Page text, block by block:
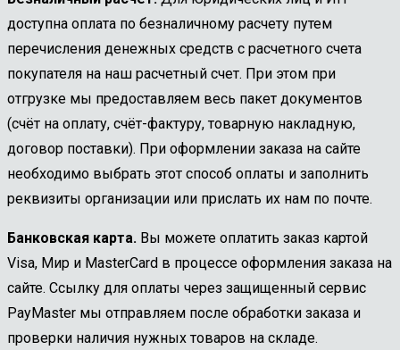
доступна оплата по безналичному расчету путем
перечисления денежных средств с расчетного счета
покупателя на наш расчетный счет. При этом при
отгрузке мы предоставляем весь пакет документов
(счёт на оплату, счёт-фактуру, товарную накладную,
договор поставки). При оформлении заказа на сайте
необходимо выбрать этот способ оплаты и заполнить
реквизиты организации или прислать их нам по почте.
Банковская карта. Вы можете оплатить заказ картой
Visa, Мир и MasterCard в процессе оформления заказа на
сайте. Ссылку для оплаты через защищенный сервис
PayMaster мы отправляем после обработки заказа и
проверки наличия нужных товаров на складе.